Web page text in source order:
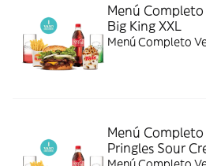
Menú
Big King XXL
Menú Completo
Menú
Pringles Sour